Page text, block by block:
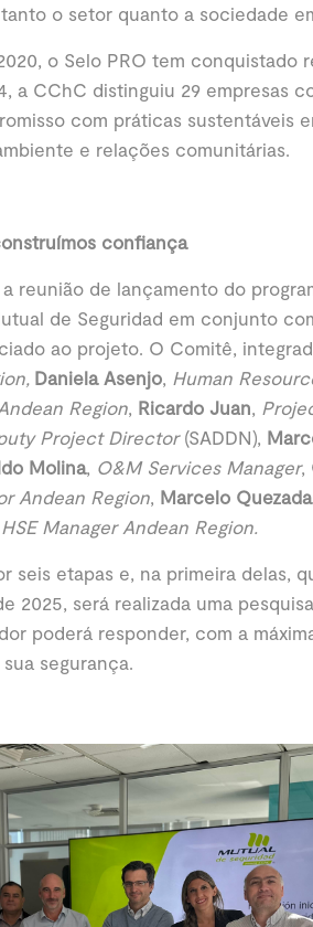
o setor quanto a sociedade
o Selo PRO tem conquistado
a CChC distinguiu 29 empresas
com práticas sustentáveis
e relações comunitárias.
confiança
reunião de lançamento do
de Seguridad em conjunto
ao projeto. O Comitê,
Daniela Asenjo, Human
Region, Ricardo Juan
Project Director(SADDN),
Molina, O&M Services Manager,
Andean Region, Marcelo Quezada,
HSE Manager Andean Region.
seis etapas e, na primeira delas,
2025, será realizada uma
poderá responder, com a
segurança.